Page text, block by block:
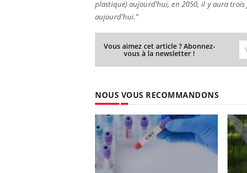
plastique) aujourd’hui, en 2050, il y aura trois
aujourd’hui."
Vous aimez cet article ? Abonnez-
vous à la newsletter !
NOUS VOUS RECOMMANDONS